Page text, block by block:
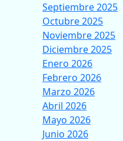
Septiembre 2025
Octubre 2025
Noviembre 2025
Diciembre 2025
Enero 2026
Febrero 2026
Marzo 2026
Abril 2026
Mayo 2026
Junio 2026